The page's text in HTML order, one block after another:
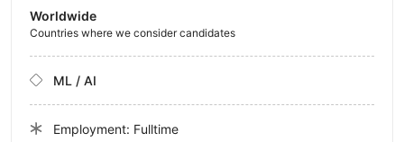
Worldwide
Countries where we consider candidates
ML / AI
Employment: Fulltime